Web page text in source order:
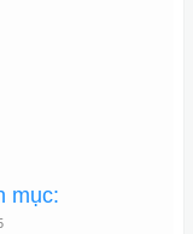
mục: